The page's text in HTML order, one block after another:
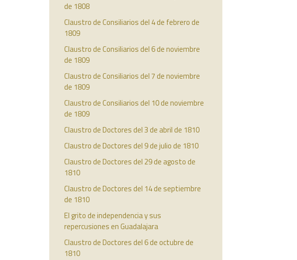
de 1808
Claustro de Consiliarios del 4 de febrero de
1809
Claustro de Consiliarios del 6 de noviembre
de 1809
Claustro de Consiliarios del 7 de noviembre
de 1809
Claustro de Consiliarios del 10 de noviembre
de 1809
Claustro de Doctores del 3 de abril de 1810
Claustro de Doctores del 9 de julio de 1810
Claustro de Doctores del 29 de agosto de
1810
Claustro de Doctores del 14 de septiembre
de 1810
El grito de independencia y sus
repercusiones en Guadalajara
Claustro de Doctores del 6 de octubre de
1810